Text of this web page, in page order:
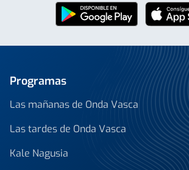
Programas
Las mañanas de Onda Vasca
Las tardes de Onda Vasca
Kale Nagusia